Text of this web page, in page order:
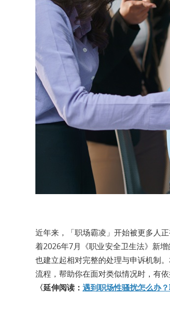
近年来，「职场霸凌」开始被更多人
着2026年7月《职业安全卫生法》新
也建立起相对完整的处理与申诉机制
流程，帮助你在面对类似情况时，有
〈延伸阅读： 遇到职场性骚扰怎么办